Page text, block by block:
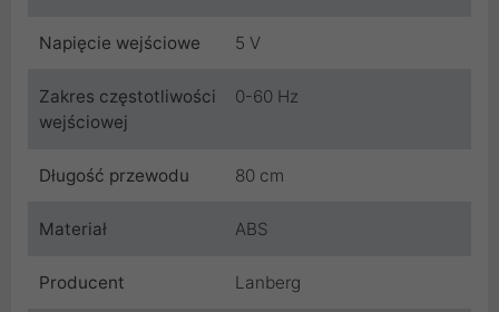
Napięcie wejściowe 5 V
Zakres częstotliwości
wejściowej
0-60 Hz
Długość przewodu 80 cm
Materiał ABS
Producent Lanberg